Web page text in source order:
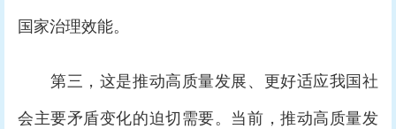
国家治理效能。
第三，这是推动高质量发展、更好适应我国社
会主要矛盾变化的迫切需要。当前，推动高质量发